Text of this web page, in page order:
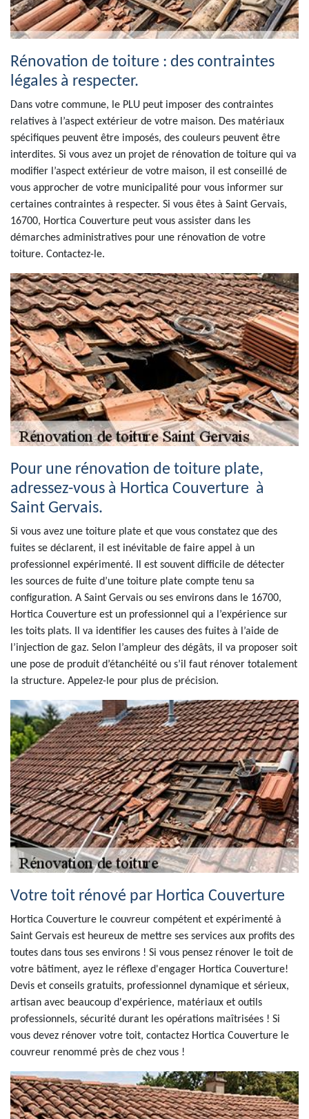
Rénovation de toiture : des contraintes
légales à respecter.
Dans votre commune, le PLU peut imposer des contraintes
relatives à l’aspect extérieur de votre maison. Des matériaux
spécifiques peuvent être imposés, des couleurs peuvent être
interdites. Si vous avez un projet de rénovation de toiture qui va
modifier l’aspect extérieur de votre maison, il est conseillé de
vous approcher de votre municipalité pour vous informer sur
certaines contraintes à respecter. Si vous êtes à Saint Gervais,
16700, Hortica Couverture peut vous assister dans les
démarches administratives pour une rénovation de votre
toiture. Contactez-le.
Pour une rénovation de toiture plate,
adressez-vous à Hortica Couverture à
Saint Gervais.
Si vous avez une toiture plate et que vous constatez que des
fuites se déclarent, il est inévitable de faire appel à un
professionnel expérimenté. Il est souvent difficile de détecter
les sources de fuite d’une toiture plate compte tenu sa
configuration. A Saint Gervais ou ses environs dans le 16700,
Hortica Couverture est un professionnel qui a l’expérience sur
les toits plats. Il va identifier les causes des fuites à l’aide de
l’injection de gaz. Selon l’ampleur des dégâts, il va proposer soit
une pose de produit d’étanchéité ou s’il faut rénover totalement
la structure. Appelez-le pour plus de précision.
Votre toit rénové par Hortica Couverture
Hortica Couverture le couvreur compétent et expérimenté à
Saint Gervais est heureux de mettre ses services aux profits des
toutes dans tous ses environs ! Si vous pensez rénover le toit de
votre bâtiment, ayez le réflexe d'engager Hortica Couverture!
Devis et conseils gratuits, professionnel dynamique et sérieux,
artisan avec beaucoup d'expérience, matériaux et outils
professionnels, sécurité durant les opérations maîtrisées ! Si
vous devez rénover votre toit, contactez Hortica Couverture le
couvreur renommé près de chez vous !